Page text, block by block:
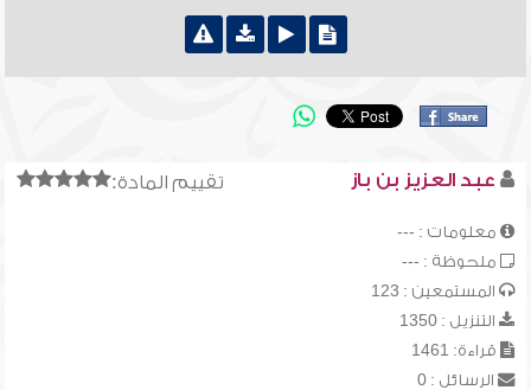
تقييم المادة: عبد العزيز بن باز
معلومات : ---
ملحوظة : ---
المستمعين : 123
التنزيل : 1350
قراءة: 1461
الرسائل : 0